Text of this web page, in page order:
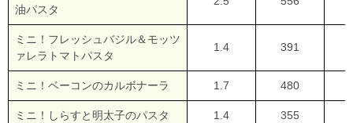
油パスタ
ミニ！フレッシュバジル＆モッツ
ァレラトマトパスタ
1.4 391
ミニ！ベーコンのカルボナーラ 1.7 480
ミニ！しらすと明太子のパスタ 1.4 355